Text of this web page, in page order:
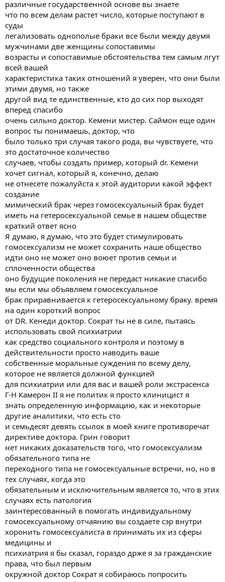
not would you relate please to this audience what effect the
creation of a
mimic marriage through the homosexual marriage would have on
the heterosexual family in our society brief answer clear
I think I think it will drive homosexuality cannot keep our society
going it cannot it militates against the family and the cohesiveness
of a society
it future generations will give no thanks to us if we declare
homosexual
marriage is equivalent to heterosexual marriage time for one brief
question
from dr. Canady dr. Socrates aren't you in effect trying to use your
psychiatry
as a means of social control and are therefore in fact simply
imposing your
own moral judgments upon the whole matter which is not a proper
function
for psychiatry or for you and your role as a psychic
Mr Cameron II I am NOT politician I am simply a clinician I
know certain information as do certain other analysts that is there's
a hundred
and seventy-nine references in my book contrary directive dr.
Greene says
there's no evidence which shows that homosexuality of the
obligatory type not
of transient type not a homosexual encounters but but in cases
where it's
obligatory and exclusive that in those cases there is pathology we
are
interested in helping the individual homosexual the despair you
create sir in
burying the homosexual in taking them out of the realm of
medicine and
psychiatry I would say is much worse I am for civil rights that was
the first
circuit doctor Socrates I'm going to ask for civil run gonna have to
interrupt
you and thank you very much for being our guest on the advocates
but we must
move along dr. Kennedy
различные государственной основе вы знаете
что по всем делам растет число, которые поступают в
суды
легализовать однополые браки все были между двумя
мужчинами две женщины сопоставимы
возрасты и сопоставимые обстоятельства тем самым лгут
всей вашей
характеристика таких отношений я уверен, что они были
этими двумя, но также
другой вид те единственные, кто до сих пор выходят
вперед спасибо
очень сильно доктор. Кемени мистер. Саймон еще один
вопрос ты понимаешь, доктор, что
было только три случая такого рода, вы чувствуете, что
это достаточное количество
случаев, чтобы создать пример, который dr. Кемени
хочет сигнал, который я, конечно, делаю
не отнесете пожалуйста к этой аудитории какой эффект
создание
мимический брак через гомосексуальный брак будет
иметь на гетеросексуальной семье в нашем обществе
краткий ответ ясно
Я думаю, я думаю, что это будет стимулировать
гомосексуализм не может сохранить наше общество
идти оно не может оно воюет против семьи и
сплоченности общества
оно будущие поколения не передаст никакие спасибо
мы если мы объявляем гомосексуальное
брак приравнивается к гетеросексуальному браку. время
на один короткий вопрос
от DR. Кенеди доктор. Сократ ты не в силе, пытаясь
использовать свой психиатрии
как средство социального контроля и поэтому в
действительности просто наводить ваше
собственные моральные суждения по всему делу,
которое не является должной функцией
для психиатрии или для вас и вашей роли экстрасенса
Г-Н Камерон II я не политик я просто клиницист я
знать определенную информацию, как и некоторые
другие аналитики, что есть сто
и семьдесят девять ссылок в моей книге противоречат
директиве доктора. Грин говорит
нет никаких доказательств того, что гомосексуализм
обязательного типа не
переходного типа не гомосексуальные встречи, но, но в
тех случаях, когда это
обязательным и исключительным является то, что в этих
случаях есть патология
заинтересованный в помогать индивидуальному
гомосексуальному отчаянию вы создаете сэр внутри
хоронить гомосексуалиста в принимать их из сферы
медицины и
психиатрия я бы сказал, гораздо држе я за гражданские
права, что был первым
окружной доктор Сократ я собираюсь попросить